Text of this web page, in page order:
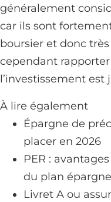
généralement
car ils sont
boursier et donc
cependant
l’investissement est
À lire également
Épargne de
placer en 2026
PER :
du plan
Livret A ou